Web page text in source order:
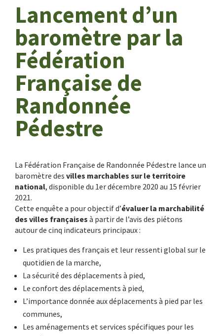
Lancement d’un
baromètre par la
Fédération
Française de
Randonnée
Pédestre
La Fédération Française de Randonnée Pédestre lance un
baromètre des villes marchables sur le territoire
national, disponible du 1er décembre 2020 au 15 février
2021.
Cette enquête a pour objectif d’évaluer la marchabilité
des villes françaises à partir de l’avis des piétons
autour de cinq indicateurs principaux :
Les pratiques des français et leur ressenti global sur le
quotidien de la marche,
La sécurité des déplacements à pied,
Le confort des déplacements à pied,
L’importance donnée aux déplacements à pied par les
communes,
Les aménagements et services spécifiques pour les